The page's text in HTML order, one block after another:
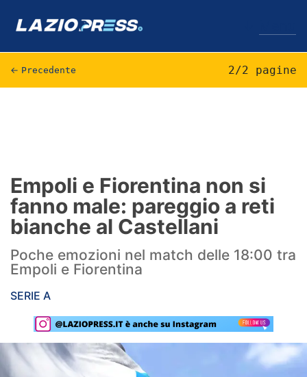
Formello
Infortuni
Primavera
Calciomercato
Lazio Women
Rassegna Lazio
Social
← Precedente 2/2 pagine
Empoli e Fiorentina non si
fanno male: pareggio a reti
bianche al Castellani
Poche emozioni nel match delle 18:00 tra
Empoli e Fiorentina
SERIE A